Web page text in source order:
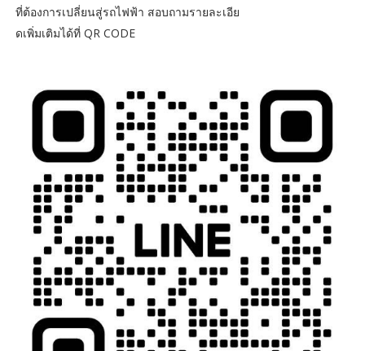
ที่ต้องการเปลี่ยนสู่รถไฟฟ้า สอบถามรายละเอีย
ดเพิ่มเติมได้ที่ QR CODE